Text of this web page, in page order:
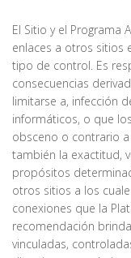
El Sitio y el Programa
enlaces a otros sitios
tipo de control. Es
consecuencias
limitarse a, infección
informáticos, o que
obsceno o contrario
también la exactitud,
propósitos
otros sitios a los
conexiones que la
recomendación
vinculadas,